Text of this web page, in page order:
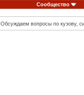
Сообщество
Обсуждаем вопросы по кузову,